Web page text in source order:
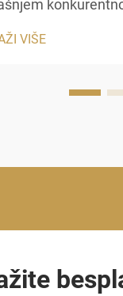
kutije za
Ovi kontejneri
VIŠE